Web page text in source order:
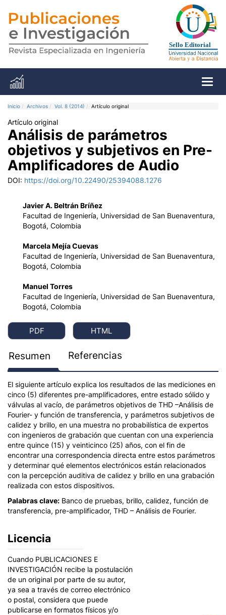
Inicio Archivos Vol. 8 (2014) Artículo original
Artículo original
Análisis de parámetros
objetivos y subjetivos en Pre-
Amplificadores de Audio
DOI: https://doi.org/10.22490/25394088.1276
Javier A. Beltrán Bríñez
Facultad de Ingeniería, Universidad de San Buenaventura,
Bogotá, Colombia
Marcela Mejía Cuevas
Facultad de Ingeniería, Universidad de San Buenaventura,
Bogotá, Colombia
Manuel Torres
Facultad de Ingeniería, Universidad de San Buenaventura,
Bogotá, Colombia
PDF HTML
Resumen Referencias
El siguiente artículo explica los resultados de las mediciones en
cinco (5) diferentes pre-amplificadores, entre estado sólido y
válvulas al vacío, de parámetros objetivos de THD –Análisis de
Fourier- y función de transferencia, y parámetros subjetivos de
calidez y brillo, en una muestra no probabilística de expertos
con ingenieros de grabación que cuentan con una experiencia
entre quince (15) y veinticinco (25) años, con el fin de
encontrar una correspondencia directa entre estos parámetros
y determinar qué elementos electrónicos están relacionados
con la percepción auditiva de calidez y brillo en una grabación
realizada con estos dispositivos.
Palabras clave: Banco de pruebas, brillo, calidez, función de
transferencia, pre-amplificador, THD – Análisis de Fourier.
Licencia
Cuando PUBLICACIONES E
INVESTIGACIÓN recibe la postulación
de un original por parte de su autor,
ya sea a través de correo electrónico
o postal, considera que puede
publicarse en formatos físicos y/o